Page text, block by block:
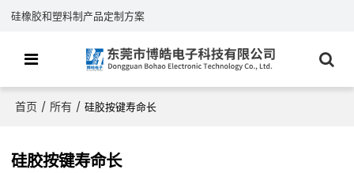
硅橡胶和塑料制产品定制方案
首页 / 所有 / 硅胶按键寿命长
硅胶按键寿命长